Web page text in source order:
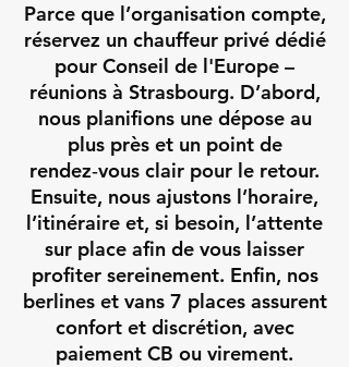
Parce que l’organisation compte,
réservez un chauffeur privé dédié
pour Conseil de l'Europe –
réunions à Strasbourg. D’abord,
nous planifions une dépose au
plus près et un point de
rendez‑vous clair pour le retour.
Ensuite, nous ajustons l’horaire,
l’itinéraire et, si besoin, l’attente
sur place afin de vous laisser
profiter sereinement. Enfin, nos
berlines et vans 7 places assurent
confort et discrétion, avec
paiement CB ou virement.